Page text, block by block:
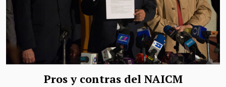
Pros y contras del NAICM